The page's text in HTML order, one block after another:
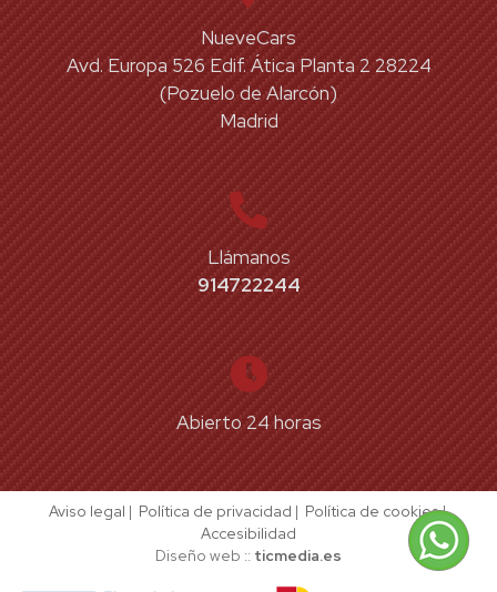
NueveCars
Avd. Europa 526 Edif. Ática Planta 2 28224
(Pozuelo de Alarcón)
Madrid
Llámanos
914722244
Abierto 24 horas
Aviso legal | Política de privacidad | Política de cookies|
Accesibilidad
Diseño web :: ticmedia.es